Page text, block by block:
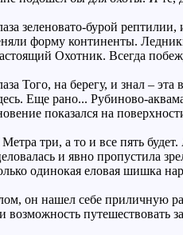
зеленовато-бурой
форму континенты.
Охотник. Всегда
Того, на берегу, и знал –
Еще рано... Рубиново-
показался на
три, а то и все пять
и явно пропустила
одинокая еловая шишка
он нашел себе приличную
возможность путешествовать